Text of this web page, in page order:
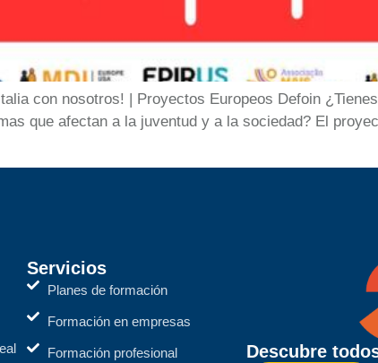
con nosotros! | Proyectos Europeos Defoin
que afectan a la juventud y a la sociedad? El
Servicios
Planes de formación
Formación en empresas
Formación profesional Descubre